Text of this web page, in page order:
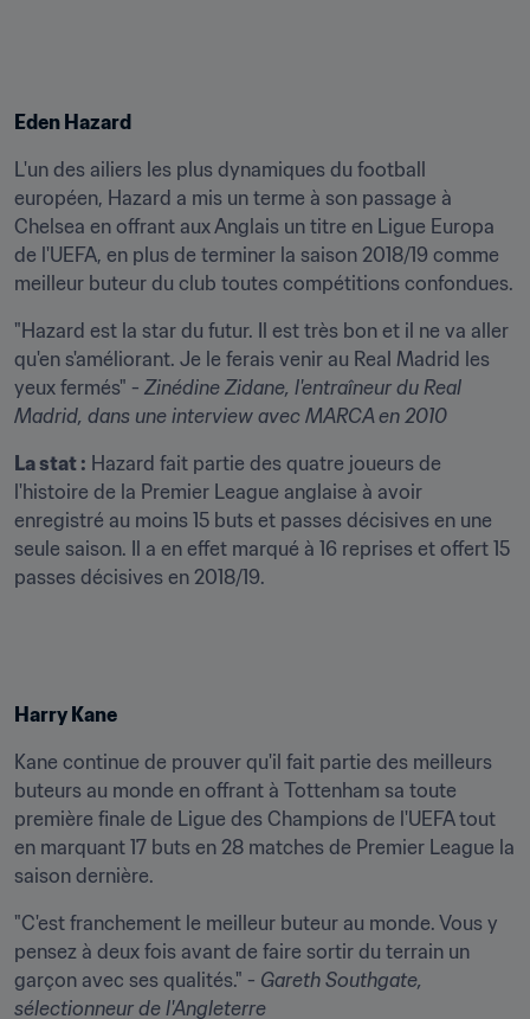
Eden Hazard
L'un des ailiers les plus dynamiques du football
européen, Hazard a mis un terme à son passage à
Chelsea en offrant aux Anglais un titre en Ligue Europa
de l'UEFA, en plus de terminer la saison 2018/19 comme
meilleur buteur du club toutes compétitions confondues.
"Hazard est la star du futur. Il est très bon et il ne va aller
qu'en s'améliorant. Je le ferais venir au Real Madrid les
yeux fermés" - Zinédine Zidane, l'entraîneur du Real
Madrid, dans une interview avec MARCA en 2010
La stat : Hazard fait partie des quatre joueurs de
l'histoire de la Premier League anglaise à avoir
enregistré au moins 15 buts et passes décisives en une
seule saison. Il a en effet marqué à 16 reprises et offert 15
passes décisives en 2018/19.
Harry Kane
Kane continue de prouver qu'il fait partie des meilleurs
buteurs au monde en offrant à Tottenham sa toute
première finale de Ligue des Champions de l'UEFA tout
en marquant 17 buts en 28 matches de Premier League la
saison dernière.
"C'est franchement le meilleur buteur au monde. Vous y
pensez à deux fois avant de faire sortir du terrain un
garçon avec ses qualités." - Gareth Southgate,
sélectionneur de l'Angleterre